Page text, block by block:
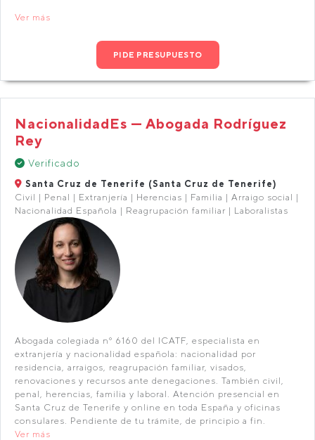
Ver más
PIDE PRESUPUESTO
NacionalidadEs — Abogada Rodríguez
Rey
Verificado
Santa Cruz de Tenerife (Santa Cruz de Tenerife)
Civil | Penal | Extranjería | Herencias | Familia | Arraigo social |
Nacionalidad Española | Reagrupación familiar | Laboralistas
Abogada colegiada nº 6160 del ICATF, especialista en
extranjería y nacionalidad española: nacionalidad por
residencia, arraigos, reagrupación familiar, visados,
renovaciones y recursos ante denegaciones. También civil,
penal, herencias, familia y laboral. Atención presencial en
Santa Cruz de Tenerife y online en toda España y oficinas
consulares. Pendiente de tu trámite, de principio a fin.
Ver más